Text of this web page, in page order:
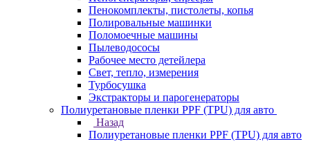
Пенокомплекты, пистолеты, копья
Полировальные машинки
Поломоечные машины
Пылеводососы
Рабочее место детейлера
Свет, тепло, измерения
Турбосушка
Экстракторы и парогенераторы
Полиуретановые пленки PPF (TPU) для авто
Назад
Полиуретановые пленки PPF (TPU) для авто